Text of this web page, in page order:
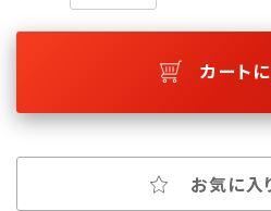
カート
お気に入